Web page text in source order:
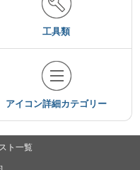
工具類
アイコン詳細カテゴリー
ト一覧